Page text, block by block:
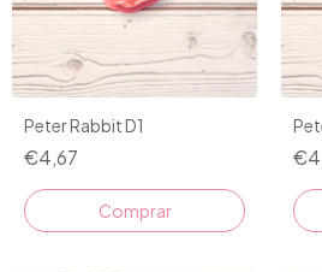
Peter Rabbit D1
€4,67
Comprar